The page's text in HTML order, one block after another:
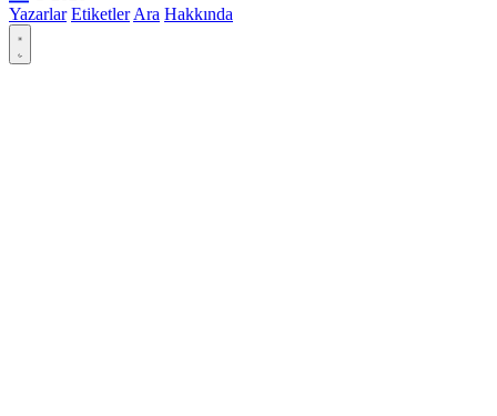
Yazarlar Etiketler Ara Hakkında